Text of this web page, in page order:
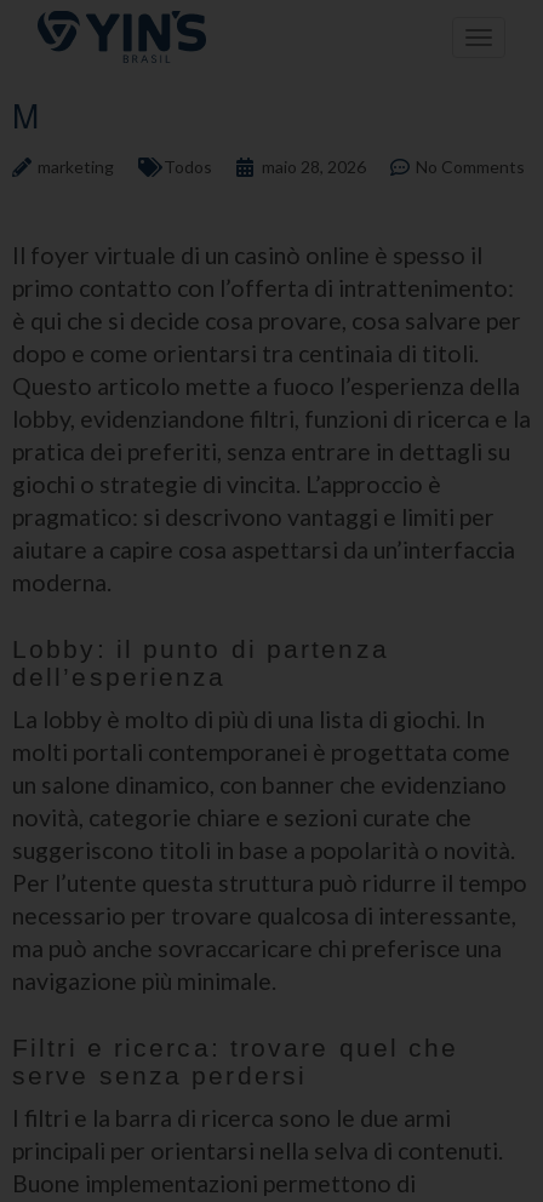
Pular
para
Toggle
M
marketing Todos maio 28, 2026 No Comments
Il foyer virtuale di un casinò online è spesso il
primo contatto con l’offerta di intrattenimento:
è qui che si decide cosa provare, cosa salvare per
dopo e come orientarsi tra centinaia di titoli.
Questo articolo mette a fuoco l’esperienza della
lobby, evidenziandone filtri, funzioni di ricerca e la
pratica dei preferiti, senza entrare in dettagli su
giochi o strategie di vincita. L’approccio è
pragmatico: si descrivono vantaggi e limiti per
aiutare a capire cosa aspettarsi da un’interfaccia
moderna.
Lobby: il punto di partenza
dell’esperienza
La lobby è molto di più di una lista di giochi. In
molti portali contemporanei è progettata come
un salone dinamico, con banner che evidenziano
novità, categorie chiare e sezioni curate che
suggeriscono titoli in base a popolarità o novità.
Per l’utente questa struttura può ridurre il tempo
necessario per trovare qualcosa di interessante,
ma può anche sovraccaricare chi preferisce una
navigazione più minimale.
Filtri e ricerca: trovare quel che
serve senza perdersi
I filtri e la barra di ricerca sono le due armi
principali per orientarsi nella selva di contenuti.
Buone implementazioni permettono di